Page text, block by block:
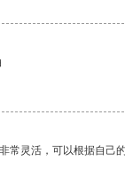
常灵活，可以根据自己